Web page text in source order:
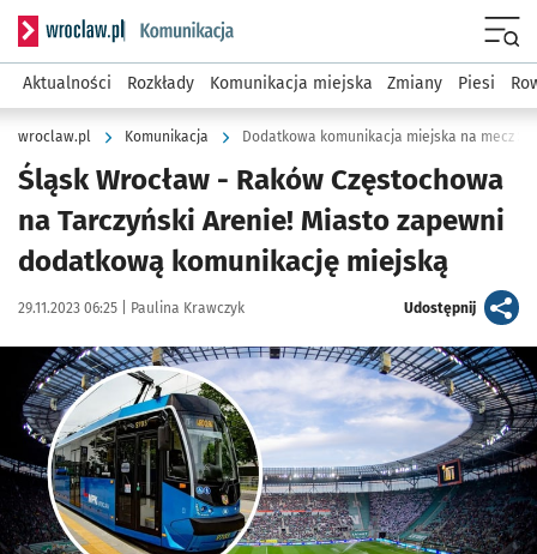
Serwis informacyjny wroclaw.pl podserwis: Komunikacja
Aktualności Rozkłady Komunikacja miejska Zmiany Piesi
wroclaw.pl Komunikacja Dodatkowa komunikacja miejska na mecz
Śląsk Wrocław - Raków Częstochowa
na Tarczyński Arenie! Miasto zapewni
dodatkową komunikację miejską
Data publikacji:
29.11.2023 06:25 | Autor:
Paulina Krawczyk Udostępnijartykuł
Kliknij, aby powiększyć